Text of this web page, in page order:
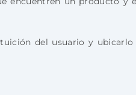
del usuario y